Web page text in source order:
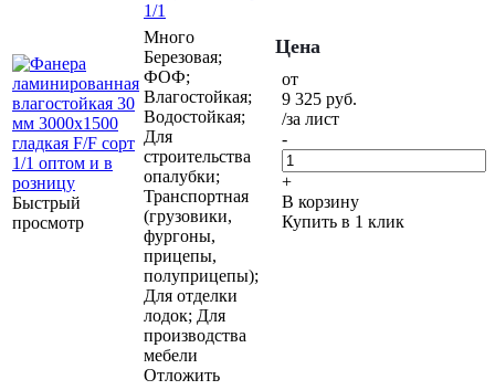
Быстрый
просмотр
1/1
Много
Березовая;
ФОФ;
Влагостойкая;
Водостойкая;
Для
строительства
опалубки;
Транспортная
(грузовики,
фургоны,
прицепы,
полуприцепы);
Для отделки
лодок; Для
производства
мебели
Отложить
Цена
от
9 325 руб.
/за лист
-
+
В корзину
Купить в 1 клик